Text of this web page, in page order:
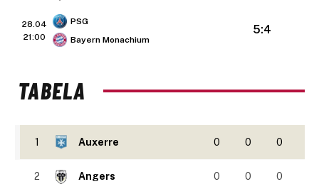
28.04
21:00
PSG
Bayern Monachium
5:4
TABELA
1 Auxerre 0 0 0
2 Angers 0 0 0